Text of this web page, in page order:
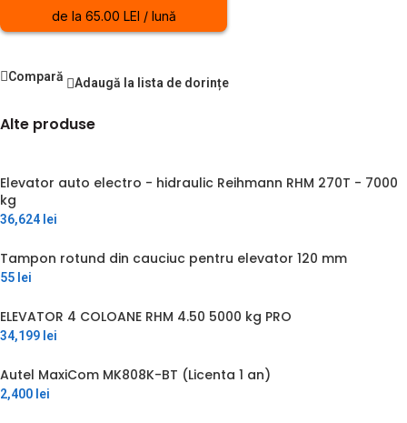
de la 65.00 LEI / lună
Compară Adaugă la lista de dorințe
Alte produse
Elevator auto electro - hidraulic Reihmann RHM 270T - 7000
kg
36,624 lei
Tampon rotund din cauciuc pentru elevator 120 mm
55 lei
ELEVATOR 4 COLOANE RHM 4.50 5000 kg PRO
34,199 lei
Autel MaxiCom MK808K-BT (Licenta 1 an)
2,400 lei